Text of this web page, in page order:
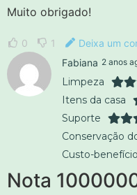
Muito obrigado!
0 1
Deixa um
Fabiana 2 anos
Limpeza
Itens da casa
Suporte
Conservação
Custo-benefício
Nota